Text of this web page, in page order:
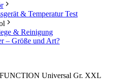
& Temperatur Test
& Reinigung
– Größe und Art?
Universal Gr. XXL